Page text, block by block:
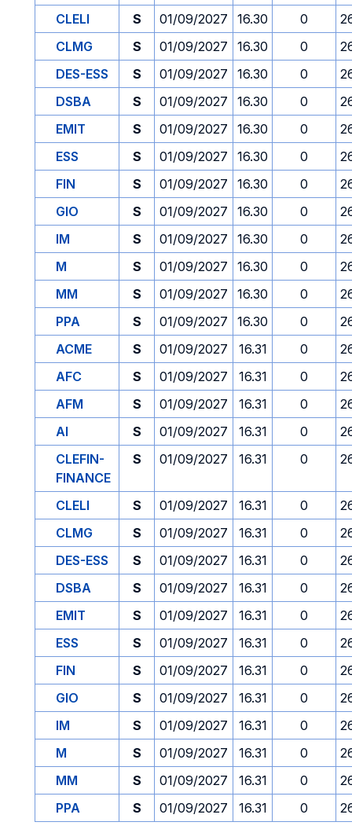
CLELI S 01/09/2027 16.30 0
CLMG
S 01/09/2027 16.30 0
DES-ESS
S 01/09/2027 16.30 0
DSBA
S 01/09/2027 16.30 0
EMIT
S 01/09/2027 16.30 0
ESS
S 01/09/2027 16.30 0
FIN
S 01/09/2027 16.30 0
GIO
S 01/09/2027 16.30 0
IM
S 01/09/2027 16.30 0
M
S 01/09/2027 16.30 0
MM
S 01/09/2027 16.30 0
PPA
S 01/09/2027 16.30 0
ACME
S 01/09/2027 16.31 0
AFC
S 01/09/2027 16.31 0
AFM
S 01/09/2027 16.31 0
AI
S 01/09/2027 16.31 0
CLEFIN-
FINANCE
S 01/09/2027 16.31 0
CLELI S 01/09/2027 16.31 0
CLMG
S 01/09/2027 16.31 0
DES-ESS
S 01/09/2027 16.31 0
DSBA
S 01/09/2027 16.31 0
EMIT
S 01/09/2027 16.31 0
ESS
S 01/09/2027 16.31 0
FIN
S 01/09/2027 16.31 0
GIO
S 01/09/2027 16.31 0
IM
S 01/09/2027 16.31 0
M
S 01/09/2027 16.31 0
MM
S 01/09/2027 16.31 0
PPA
S 01/09/2027 16.31 0